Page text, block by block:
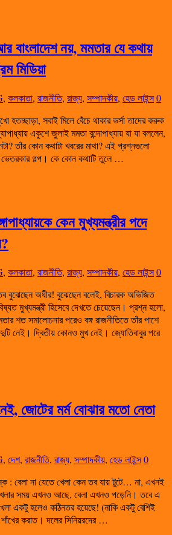
বাংলাদেশ নয়, মমতার যে কথায়
মিডিয়া
, কলকাতা, রাজনীতি, রাজ্য, সম্পাদকীয়, হেড লাইন্স0
হতচ্ছাড়া, সবাই মিলে বেঁচে থাকার ভর্সা তাদের করুক
একুশে জুলাই মমতা বন্দোপাধ্যায় যা যা বললেন,
তাঁর কোন কথাটা খবরের মাথা? এই প্রশ্নগুলো
গল্প। কে কোন কথাটি তুলে …
কেন মুখ্যমন্ত্রীর পদে
, কলকাতা, রাজনীতি, রাজ্য, সম্পাদকীয়, হেড লাইন্স0
বুঝেছেন অধীর! বুঝেছেন বলেই, বিচারক অভিজিত
মুখ্যমন্ত্রী হিসেবে দেখতে চেয়েছেন। প্রশ্ন হলো,
শত সমালোচনার পরেও বঙ্গ রাজনীতিতে তাঁর পাশে
নেই। দ্বিতীয় কোনও মুখ নেই। জ্যোতিবাবুর পরে
জোটের মর্ম বোঝার মতো নেতা
, দেশ, রাজনীতি, রাজ্য, সম্পাদকীয়, হেড লাইন্স0
: বেলা না যেতে খেলা কেন তব যায় টুটে… না, এখনই
সময় এখনও আছে, বেলা এখনও পড়েনি। তবে এ
একটু হলেও কঠিনতর হয়েছে! (নাকি একটু বেশিই
করাত। দলের সিনিয়রদের …